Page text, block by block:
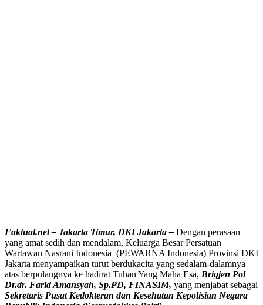
Faktual.net – Jakarta Timur, DKI Jakarta – Dengan perasaan
yang amat sedih dan mendalam, Keluarga Besar Persatuan
Wartawan Nasrani Indonesia (PEWARNA Indonesia) Provinsi DKI
Jakarta menyampaikan turut berdukacita yang sedalam-dalamnya
atas berpulangnya ke hadirat Tuhan Yang Maha Esa, Brigjen Pol
Dr.dr. Farid Amansyah, Sp.PD, FINASIM, yang menjabat sebagai
Sekretaris Pusat Kedokteran dan Kesehatan Kepolisian Negara